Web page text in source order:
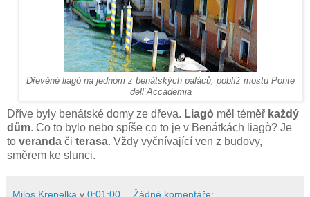
Dřevěné liagò na jednom z benátských paláců, poblíž mostu Ponte
dell´Accademia
Dříve byly benátské domy ze dřeva. Liagò měl téměř každý
dům. Co to bylo nebo spíše co to je v Benátkách liagò? Je
to veranda či terasa. Vždy vyčnívající ven z budovy,
směrem ke slunci.
Milos Krepelka v 0:01:00 Žádné komentáře: